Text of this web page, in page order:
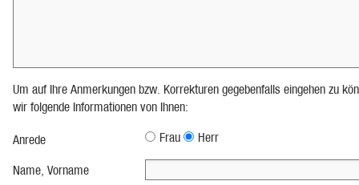
Um auf Ihre Anmerkungen bzw. Korrekturen gegebenfalls eingehen zu
wir folgende Informationen von Ihnen:
Anrede Frau Herr
Name, Vorname